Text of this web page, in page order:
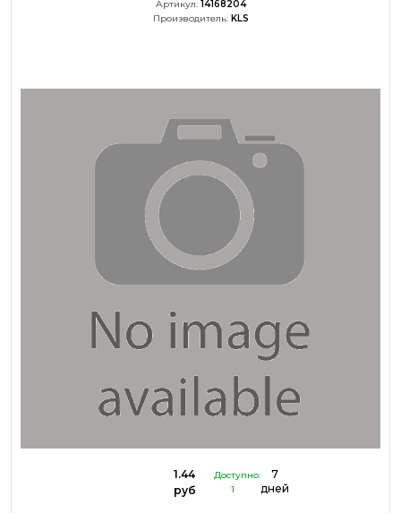
Артикул: 14168204
Производитель: KLS
1.44
руб
Доступно:
1
7
дней